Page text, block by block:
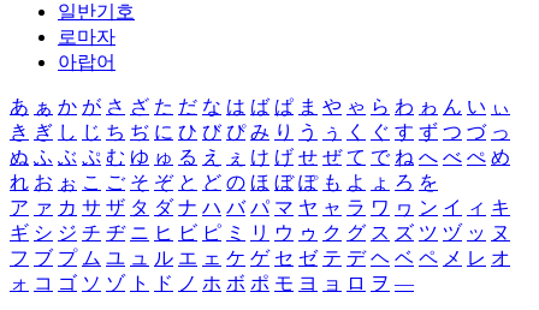
일반기호
로마자
아랍어
あ ぁ か が さ ざ た だ な は ば ぱ ま や ゃ ら わ ゎ ん い ぃ
き ぎ し じ ち ぢ に ひ び ぴ み り う ぅ く ぐ す ず つ づ っ
ぬ ふ ぶ ぷ む ゆ ゅ る え ぇ け げ せ ぜ て で ね へ べ ぺ め
れ お ぉ こ ご そ ぞ と ど の ほ ぼ ぽ も よ ょ ろ を
ア ァ カ サ ザ タ ダ ナ ハ バ パ マ ヤ ャ ラ ワ ヮ ン イ ィ キ
ギ シ ジ チ ヂ ニ ヒ ビ ピ ミ リ ウ ゥ ク グ ス ズ ツ ヅ ッ ヌ
フ ブ プ ム ユ ュ ル エ ェ ケ ゲ セ ゼ テ デ ヘ ベ ペ メ レ オ
ォ コ ゴ ソ ゾ ト ド ノ ホ ボ ポ モ ヨ ョ ロ ヲ ―